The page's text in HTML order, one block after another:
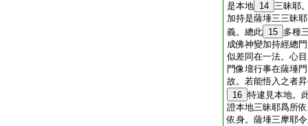
是本地 14 三昧耶
加持是薩埵三三昧
義。總此 15 多種
成佛神變加持經總
似差同在一法。心
門像壇行事在薩埵
故。若能悟入之者
16 特逮見本地。
證本地三昧耶爲所
依身。薩埵三摩耶